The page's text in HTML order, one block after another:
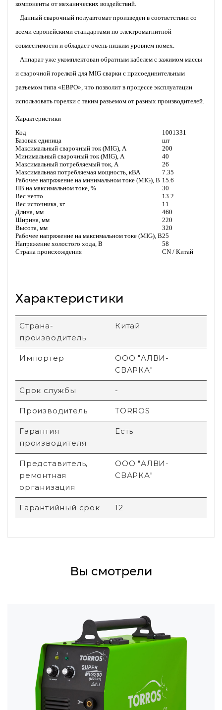
компоненты от механических воздействий.
Данный сварочный полуавтомат произведен в соответствии со
всеми европейскими стандартами по электромагнитной
совместимости и обладает очень низким уровнем помех.
Аппарат уже укомплектован обратным кабелем с зажимом массы
и сварочной горелкой для MIG сварки с присоединительным
разъемом типа «ЕВРО», что позволит в процессе эксплуатации
использовать горелки с таким разъемом от разных производителей.
Характеристики
Код
1001331
Базовая единица
шт
Максимальный сварочный ток (MIG), А
200
Минимальный сварочный ток (MIG), А
40
Максимальный потребляемый ток, А
26
Максимальная потребляемая мощность, кВА
7.35
Рабочее напряжение на минимальном токе (MIG), В 15.6
ПВ на максимальном токе, %
30
Вес нетто
13.2
Вес источника, кг
11
Длина, мм
460
Ширина, мм
220
Высота, мм
320
Рабочее напряжение на максимальном токе (MIG), В25
Напряжение холостого хода, В
58
Страна происхождения
CN / Китай
Характеристики
Страна-
производитель
Китай
Импортер
ООО "АЛВИ-
СВАРКА"
Срок службы -
Производитель TORROS
Гарантия
производителя
Есть
Представитель,
ремонтная
организация
ООО "АЛВИ-
СВАРКА"
Гарантийный срок 12
Вы смотрели